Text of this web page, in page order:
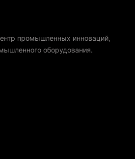
промышленных инноваций,
оборудования.